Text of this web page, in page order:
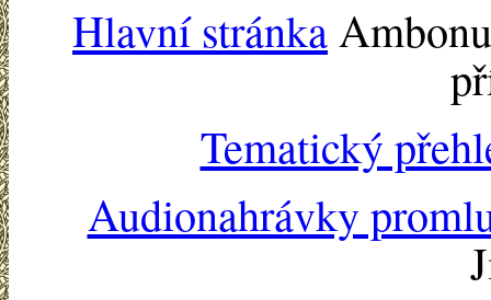
Hlavní stránka
Tematický
Audionahrávky